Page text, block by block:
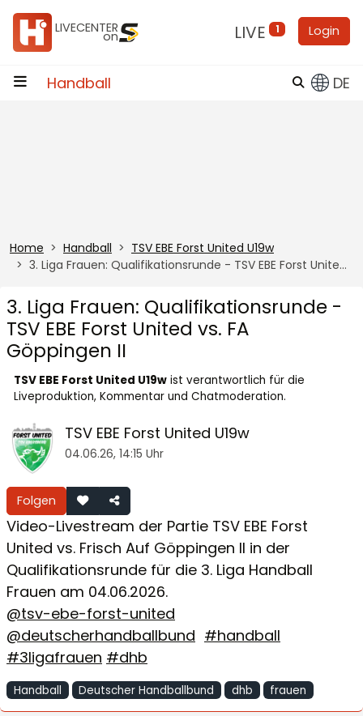
Zum Inhalt
LIVECENTER
on LIVE 1 Login
Handball DE
Home Handball
TSV EBE Forst United U19w
3. Liga Frauen: Qualifikationsrunde - TSV EBE Forst United vs. FA Göppingen II
3. Liga Frauen: Qualifikationsrunde -
TSV EBE Forst United vs. FA
Göppingen II
TSV EBE Forst United U19w ist verantwortlich für die
Liveproduktion, Kommentar und Chatmoderation.
TSV EBE Forst United U19w
04.06.26, 14:15 Uhr
Folgen
Video-Livestream der Partie TSV EBE Forst
United vs. Frisch Auf Göppingen II in der
Qualifikationsrunde für die 3. Liga Handball
Frauen am 04.06.2026.
@tsv-ebe-forst-united
@deutscherhandballbund #handball
#3ligafrauen #dhb
Handball Deutscher Handballbund dhb frauen